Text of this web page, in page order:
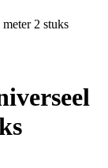
2 stuks